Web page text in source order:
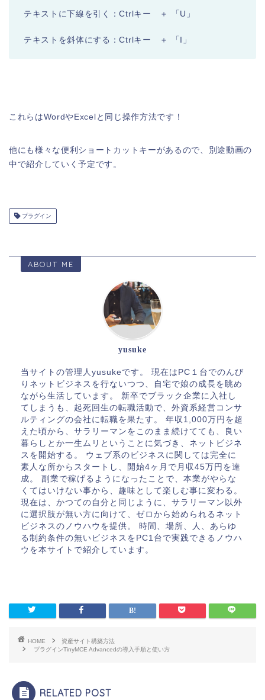
テキストに下線を引く：Ctrlキー ＋ 「U」
テキストを斜体にする：Ctrlキー ＋ 「I」
これらはWordやExcelと同じ操作方法です！
他にも様々な便利ショートカットキーがあるので、別途動画の
中で紹介していく予定です。
プラグイン
ABOUT ME
yusuke
当サイトの管理人yusukeです。 現在はPC１台でのんび
りネットビジネスを行ないつつ、自宅で娘の成長を眺め
ながら生活しています。 新卒でブラック企業に入社し
てしまうも、起死回生の転職活動で、外資系経営コンサ
ルティングの会社に転職を果たす。 年収1,000万円を超
えた頃から、サラリーマンをこのまま続けてても、良い
暮らしとか一生ムリということに気づき、ネットビジネ
スを開始する。 ウェブ系のビジネスに関しては完全に
素人な所からスタートし、開始4ヶ月で月収45万円を達
成。 副業で稼げるようになったことで、本業がやらな
くてはいけない事から、趣味として楽しむ事に変わる。
現在は、かつての自分と同じように、サラリーマン以外
に選択肢が無い方に向けて、ゼロから始められるネット
ビジネスのノウハウを提供。 時間、場所、人、あらゆ
る制約条件の無いビジネスをPC1台で実践できるノウハ
ウを本サイトで紹介しています。
HOME
資産サイト構築方法
プラグインTinyMCE Advancedの導入手順と使い方
RELATED POST